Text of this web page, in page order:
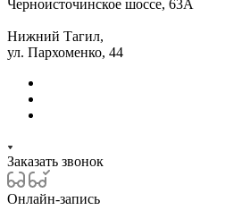
Черноисточинское шоссе, 63А
Нижний Тагил,
ул. Пархоменко, 44
Заказать звонок
Онлайн-запись